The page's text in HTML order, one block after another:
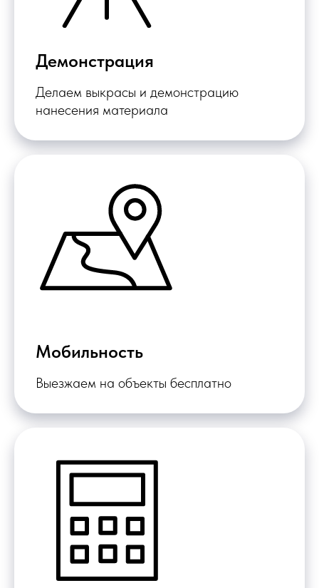
Демонстрация
Делаем выкрасы и демонстрацию
нанесения материала
Мобильность
Выезжаем на объекты бесплатно